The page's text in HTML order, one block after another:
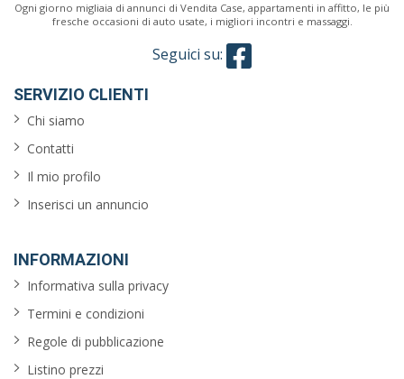
Ogni giorno migliaia di annunci di Vendita Case, appartamenti in affitto, le più
fresche occasioni di auto usate, i migliori incontri e massaggi.
Seguici su:
SERVIZIO CLIENTI
Chi siamo
Contatti
Il mio profilo
Inserisci un annuncio
INFORMAZIONI
Informativa sulla privacy
Termini e condizioni
Regole di pubblicazione
Listino prezzi